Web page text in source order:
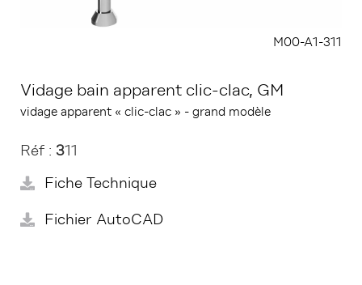
M00-A1-311
Vidage bain apparent clic-clac, GM
vidage apparent « clic-clac » - grand modèle
Réf : 311
Fiche Technique
Fichier AutoCAD